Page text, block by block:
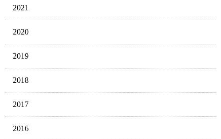
2021
2020
2019
2018
2017
2016